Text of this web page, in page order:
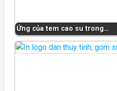
Ứng của tem cao su trong…